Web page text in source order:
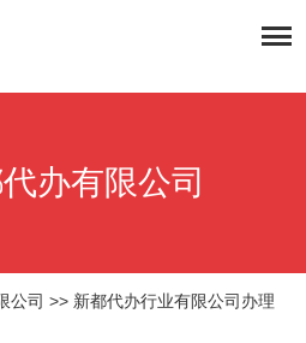
办有限公司
公司 >> 新都代办行业有限公司办理